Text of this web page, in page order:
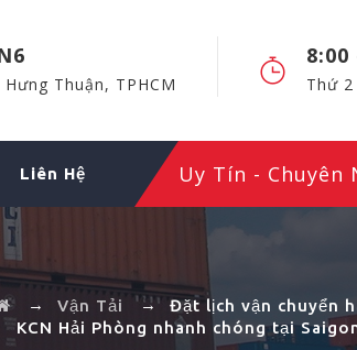
Thuận, TPHCM
8:00
Thứ
Uy Tín - Chuyên
Liên Hệ
→ Vận Tải → Đặt lịch vận chuyển
KCN Hải Phòng nhanh chóng tại